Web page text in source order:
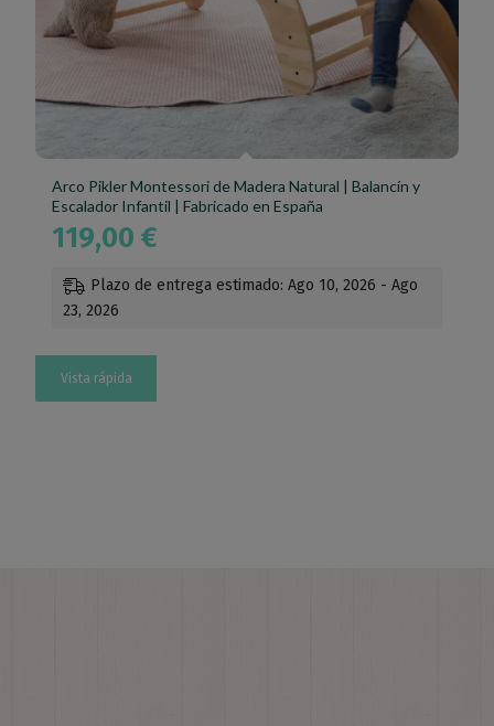
Arco Pikler Montessori de Madera Natural | Balancín y
Escalador Infantil | Fabricado en España
119,00€
Plazo de entrega estimado: Ago 10, 2026 - Ago
23, 2026
Vista rápida